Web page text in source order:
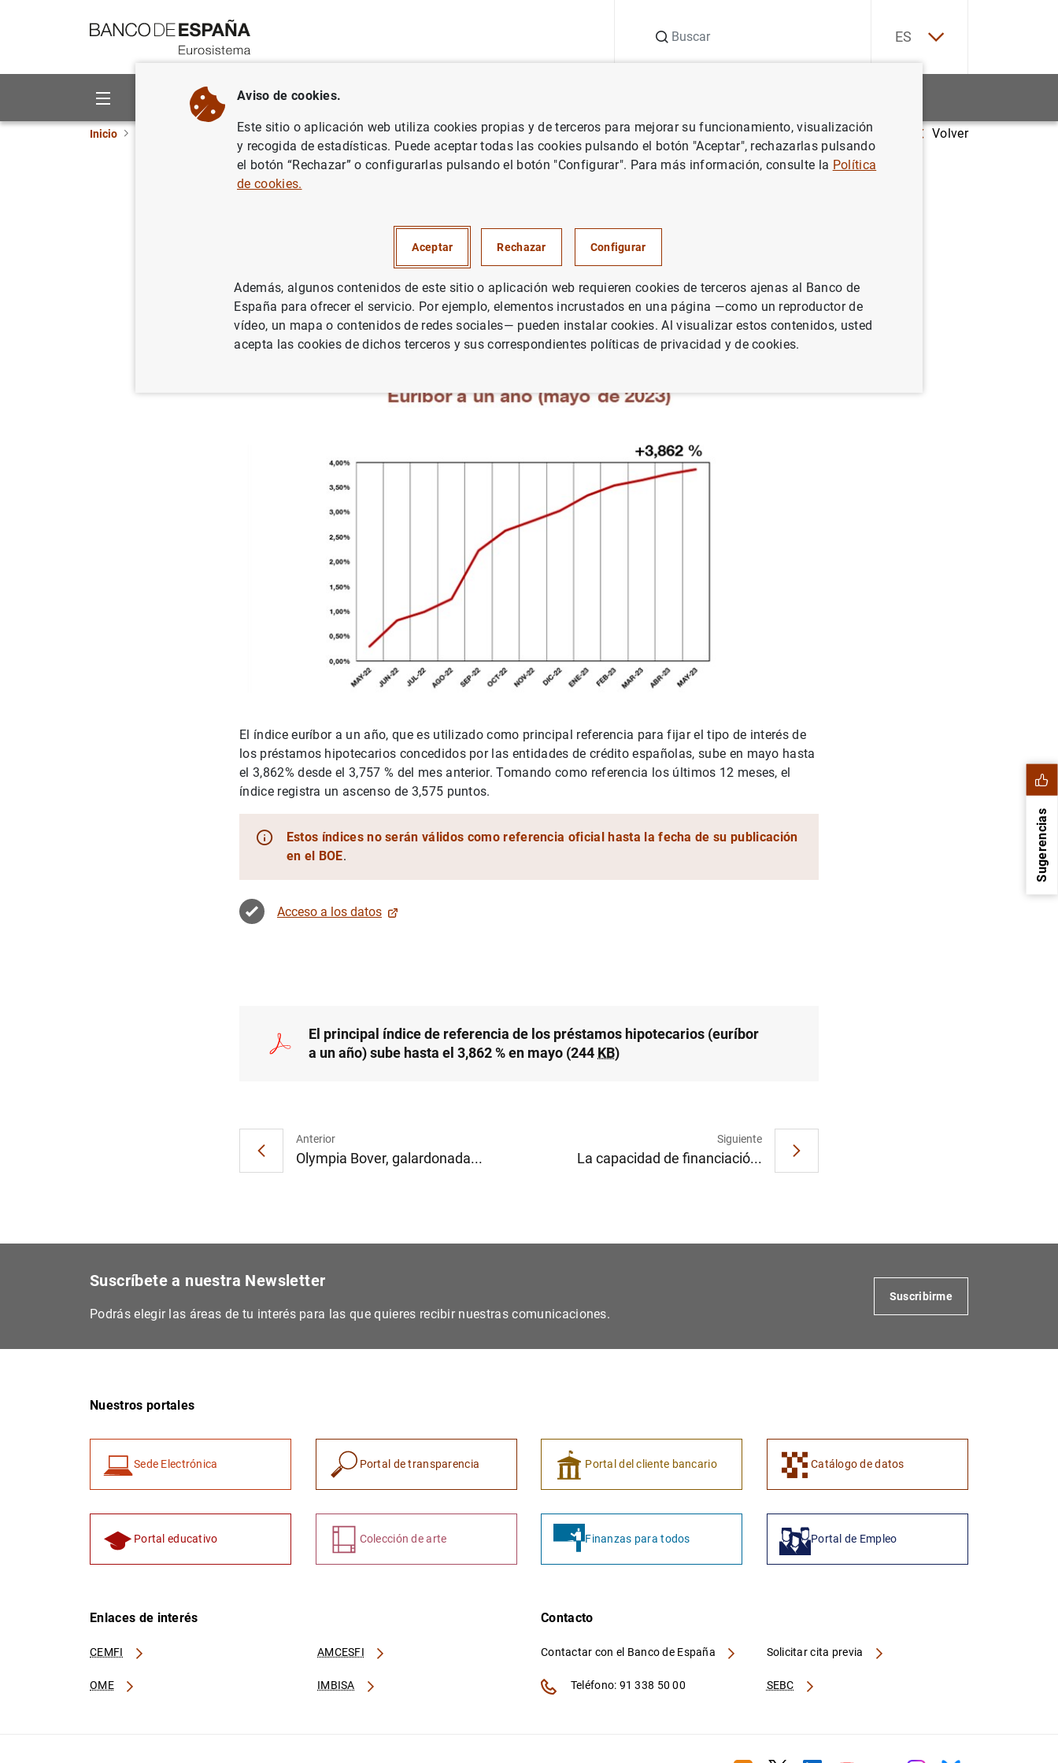
ES
Sobre el Banco Áreas de actuación
Inicio Noticias del Banco de España Notas de prensa del Banco de España El euríbor a un año sube hasta el 3,862 % en mayo Volver
El euríbor a un año sube hasta el 3,862 % en
El índice euríbor a un año, que es utilizado como principal referencia para fijar el tipo de interés de
los préstamos hipotecarios concedidos por las entidades de crédito españolas, sube en mayo hasta
el 3,862% desde el 3,757 % del mes anterior. Tomando como referencia los últimos 12 meses, el
índice registra un ascenso de 3,575 puntos.
Estos índices no serán válidos como referencia oficial hasta la fecha de su publicación
en el BOE.
Acceso a los datos
El principal índice de referencia de los préstamos hipotecarios (euríbor
a un año) sube hasta el 3,862 % en mayo (244 KB)
Anterior
Olympia Bover, galardonada...
Siguiente
La capacidad de financiació...
Sugerencias
Suscríbete a nuestra Newsletter
Podrás elegir las áreas de tu interés para las que quieres recibir nuestras comunicaciones.
Suscribirme
Nuestros portales
Sede Electrónica Portal de transparencia Portal del cliente bancario Catálogo de datos
Portal educativo Colección de arte Finanzas para todos Portal de Empleo
Enlaces de interés
CEMFI AMCESFI
OME IMBISA
Contacto
Contactar con el Banco de España
SEBC
Solicitar cita previa
Teléfono: 91 338 50 00
Aviso de cookies.
Este sitio o aplicación web utiliza cookies propias y de terceros para mejorar su funcionamiento, visualización
y recogida de estadísticas. Puede aceptar todas las cookies pulsando el botón "Aceptar", rechazarlas pulsando
el botón “Rechazar” o configurarlas pulsando el botón "Configurar". Para más información, consulte la Política
de cookies.
Aceptar Rechazar Configurar
Además, algunos contenidos de este sitio o aplicación web requieren cookies de terceros ajenas al Banco de
España para ofrecer el servicio. Por ejemplo, elementos incrustados en una página —como un reproductor de
vídeo, un mapa o contenidos de redes sociales— pueden instalar cookies. Al visualizar estos contenidos, usted
acepta las cookies de dichos terceros y sus correspondientes políticas de privacidad y de cookies.